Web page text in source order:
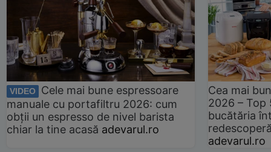
VIDEO
Cele mai bune espressoare
manuale cu portafiltru 2026: cum
obții un espresso de nivel barista
chiar la tine acasă adevarul.ro
Cea mai
2026 –
bucătăria
adevarul.ro